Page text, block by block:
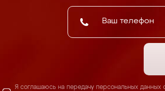
Я соглашаюсь на передачу персональных данных